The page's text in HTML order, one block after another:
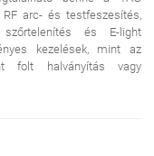
RF arc- és testfeszesítés,
és E-light
kezelések, mint az
folt halványítás vagy